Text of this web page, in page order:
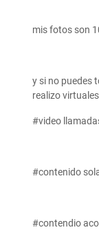
mis fotos son
y si no puedes
realizo
#video
#contenido
#contendio